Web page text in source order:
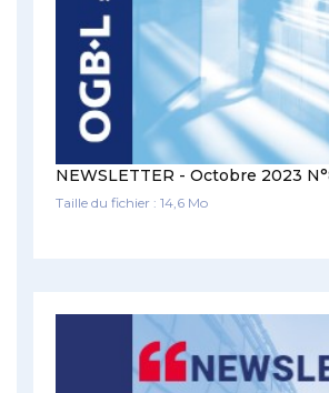
NEWSLETTER - Octobre 2023
Taille du fichier : 14,6 Mo